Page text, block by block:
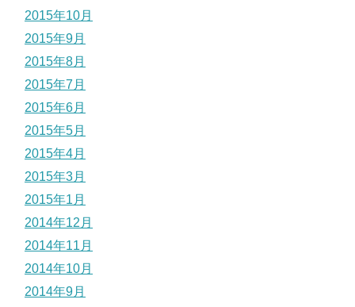
2015年10月
2015年9月
2015年8月
2015年7月
2015年6月
2015年5月
2015年4月
2015年3月
2015年1月
2014年12月
2014年11月
2014年10月
2014年9月